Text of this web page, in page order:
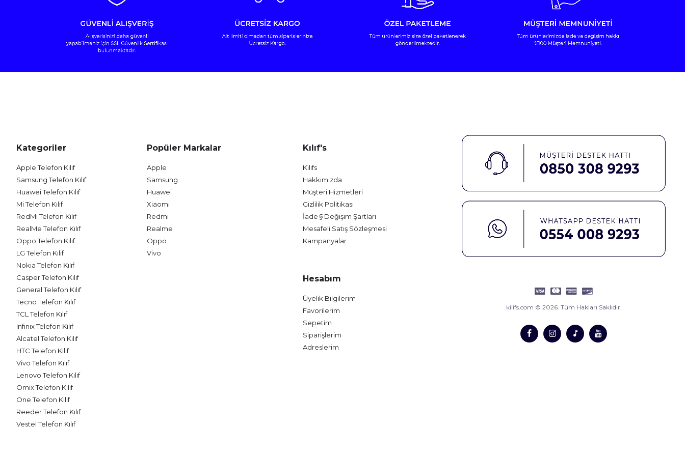
Kategoriler
Apple Telefon Kılıf
Samsung Telefon Kılıf
Huawei Telefon Kılıf
Mi Telefon Kılıf
RedMi Telefon Kılıf
RealMe Telefon Kılıf
Oppo Telefon Kılıf
LG Telefon Kılıf
Nokia Telefon Kılıf
Casper Telefon Kılıf
General Telefon Kılıf
Tecno Telefon Kılıf
TCL Telefon Kılıf
Infinix Telefon Kılıf
Alcatel Telefon Kılıf
HTC Telefon Kılıf
Vivo Telefon Kılıf
Lenovo Telefon Kılıf
Omix Telefon Kılıf
One Telefon Kılıf
Reeder Telefon Kılıf
Vestel Telefon Kılıf
Popüler Markalar
Apple
Samsung
Huawei
Xiaomi
Redmi
Realme
Oppo
Vivo
Kılıf's
Kılıfs
Hakkımızda
Müşteri Hizmetleri
Gizlilik Politikası
İade § Değişim Şartları
Mesafeli Satış Sözleşmesi
Kampanyalar
Hesabım
Üyelik Bilgilerim
Favorilerim
Sepetim
Siparişlerim
Adreslerim
kilifs.com © 2026. Tüm Hakları Saklıdır.